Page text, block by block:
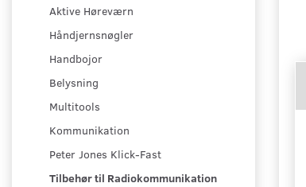
Aktive Høreværn
Håndjernsnøgler
Handbojor
Belysning
Multitools
Kommunikation
Peter Jones Klick-Fast
Tilbehør til Radiokommunikation